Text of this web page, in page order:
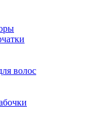
волос